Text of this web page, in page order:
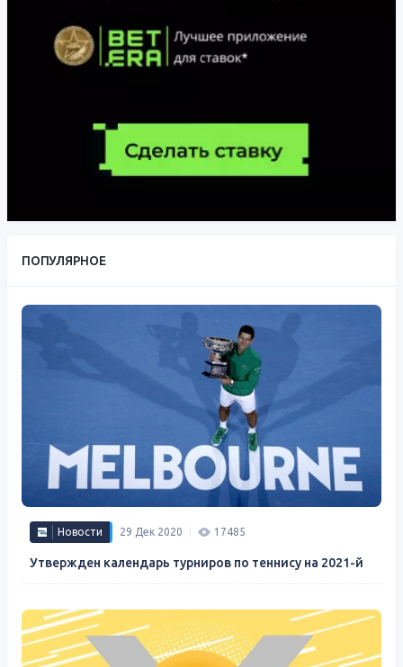
ПОПУЛЯРНОЕ
Новости 29 Дек 2020 17485
Утвержден календарь турниров по теннису на 2021-й